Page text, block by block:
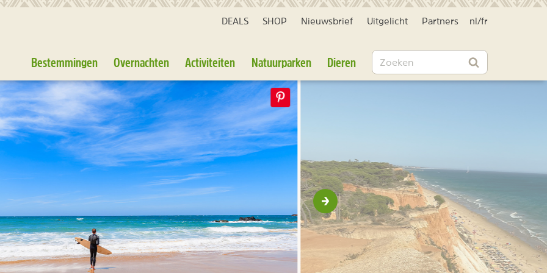
DEALS SHOP Nieuwsbrief Uitgelicht Partners nl /fr
Bestemmingen Overnachten Activiteiten Natuurparken Dieren Zoeken
Zoeken
Volgende